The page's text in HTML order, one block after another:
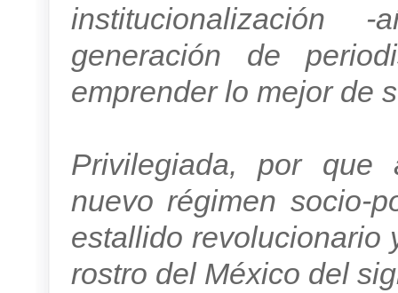
institucionalización -
generación de
emprender lo mejor de
Privilegiada, por que
nuevo régimen socio-
estallido revolucionario
rostro del México del